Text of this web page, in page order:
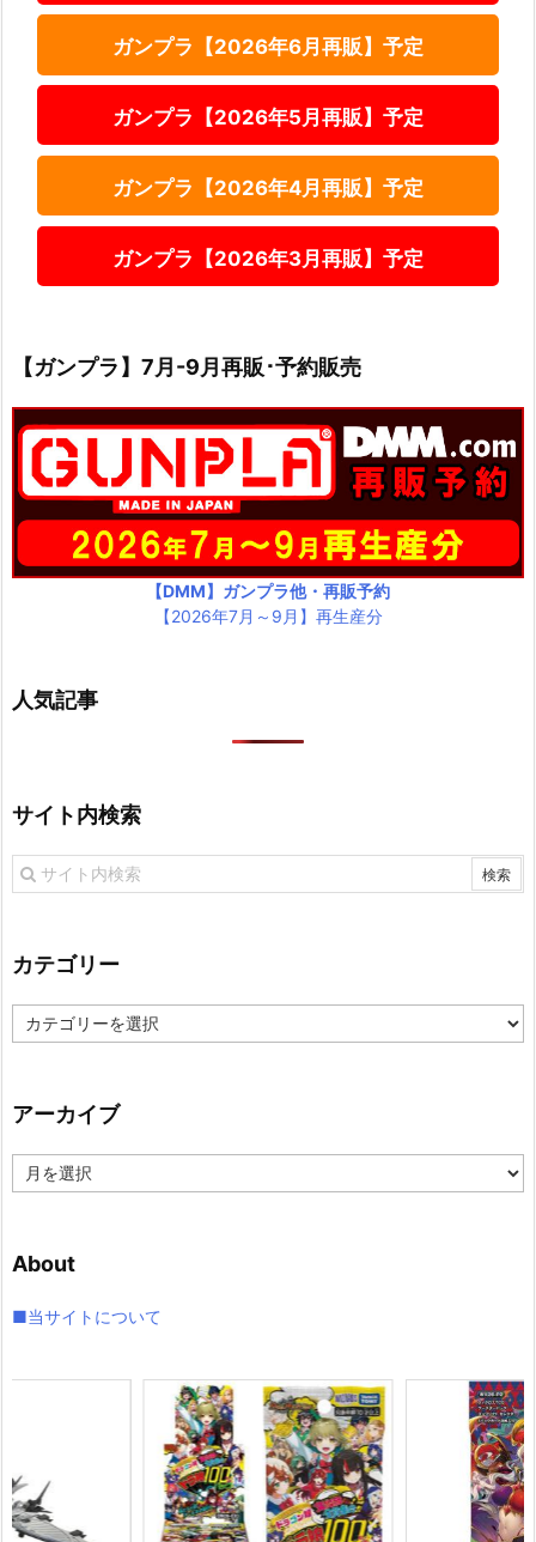
ガンプラ【2026年6月再販】予定
ガンプラ【2026年5月再販】予定
ガンプラ【2026年4月再販】予定
ガンプラ【2026年3月再販】予定
【ガンプラ】7月-9月再販･予約販売
【DMM】ガンプラ他・再販予約
【2026年7月～9月】再生産分
人気記事
サイト内検索
カテゴリー
テ
ー
アーカイブ
ー
ブ
About
■当サイトについて